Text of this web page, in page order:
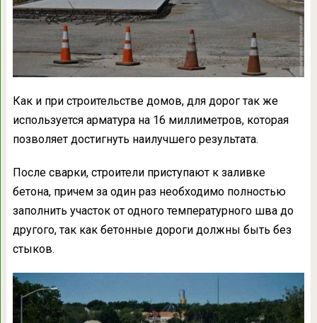
Как и при строительстве домов, для дорог так же
используется арматура на 16 миллиметров, которая
позволяет достигнуть наилучшего результата.
После сварки, строители приступают к заливке
бетона, причем за один раз необходимо полностью
заполнить участок от одного температурного шва до
другого, так как бетонные дороги должны быть без
стыков.